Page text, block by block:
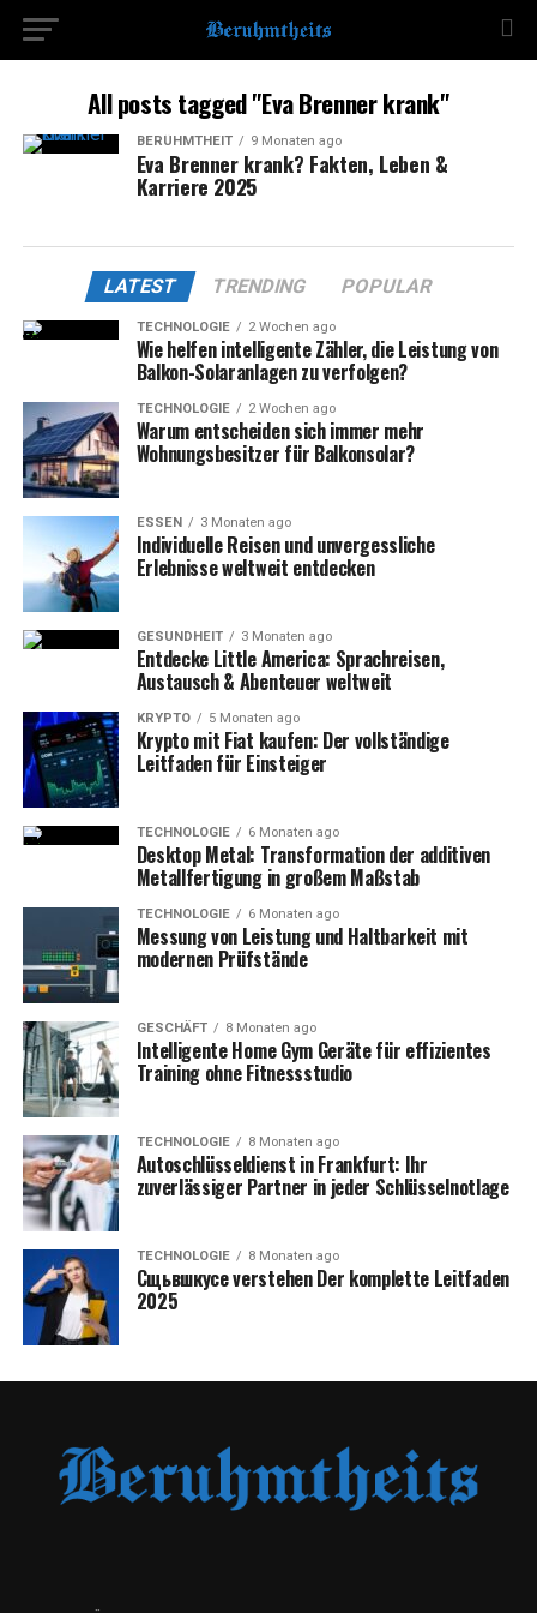
All posts tagged "Eva Brenner krank"
BERÜHMTHEIT 9 Monaten ago
Eva Brenner krank? Fakten, Leben &
Karriere 2025
LATEST TRENDING POPULAR
TECHNOLOGIE 2 Wochen ago
Wie helfen intelligente Zähler, die Leistung von
Balkon-Solaranlagen zu verfolgen?
TECHNOLOGIE 2 Wochen ago
Warum entscheiden sich immer mehr
Wohnungsbesitzer für Balkonsolar?
ESSEN 3 Monaten ago
Individuelle Reisen und unvergessliche
Erlebnisse weltweit entdecken
GESUNDHEIT 3 Monaten ago
Entdecke Little America: Sprachreisen,
Austausch & Abenteuer weltweit
KRYPTO 5 Monaten ago
Krypto mit Fiat kaufen: Der vollständige
Leitfaden für Einsteiger
TECHNOLOGIE 6 Monaten ago
Desktop Metal: Transformation der additiven
Metallfertigung in großem Maßstab
TECHNOLOGIE 6 Monaten ago
Messung von Leistung und Haltbarkeit mit
modernen Prüfstände
GESCHÄFT 8 Monaten ago
Intelligente Home Gym Geräte für effizientes
Training ohne Fitnessstudio
TECHNOLOGIE 8 Monaten ago
Autoschlüsseldienst in Frankfurt: Ihr
zuverlässiger Partner in jeder Schlüsselnotlage
TECHNOLOGIE 8 Monaten ago
Сщьвшкусе verstehen Der komplette Leitfaden
2025